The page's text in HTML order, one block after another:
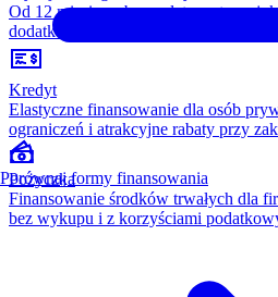
Od 12 miesięcy, bez opłaty wstępnej,
dodatkowych kosztów. Wszystko w
Kredyt
Elastyczne finansowanie dla osób
ograniczeń i atrakcyjne rabaty przy
Pożyczka
Finansowanie środków trwałych dla
bez wykupu i z korzyściami
Porównaj formy finansowania